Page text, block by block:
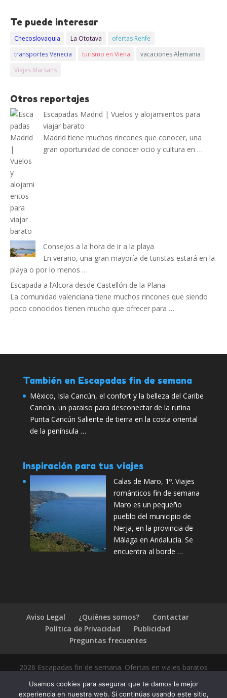
Te puede interesar
Checoslovaquia La Ototava
ofertas Renfe
transportes Venecia
turismo en Viena
vacaciones Alemania
Viajes Marsans
Otros reportajes
Escapadas Madrid | Vuelos y alojamientos para
viajar barato
Madrid tiene muchos rincones que conocer, una
gran oportunidad de conocer ocio y cultura en …
Consejos a la hora de ir a la playa
En verano, una gran mayoría de turistas estará en la
playa o por lo menos …
Escapada a l’Alcora desde Castellón de la Plana
La comunidad valenciana tiene muchos rincones que siendo
poco conocidos tienen mucho que ofrecer para …
También en Escapadas fin de semana
México, Isla Cancún, el confort y la belleza del Caribe
Cancún, un paraiso para desconectar de la rutina
Punta Cancún Saliente de tierra en la costa oriental
de la península …
Inspiración para tus viajes
Calas de Maro, 1º. Viajes
románticos fin de semana
Maro es un pequeño
pueblo del municipio de
Nerja, en la provincia de
Málaga en Andalucía. Se
encuentra al borde …
Aviso Legal ¿Quiénes somos?
Contactar
Política de Privacidad
Publicidad
Preguntas frecuentes
2026 Escapadas fin de semana. Ofertas en viajes baratos
Usamos cookies para asegurar que te damos la mejor
experiencia en nuestra web. Si continúas usando este sitio,